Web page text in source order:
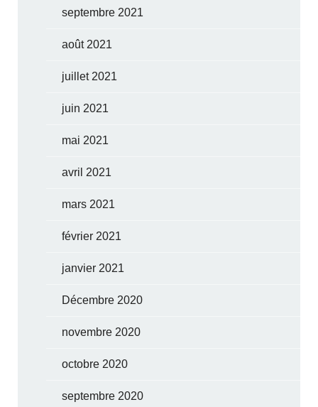
septembre 2021
août 2021
juillet 2021
juin 2021
mai 2021
avril 2021
mars 2021
février 2021
janvier 2021
Décembre 2020
novembre 2020
octobre 2020
septembre 2020